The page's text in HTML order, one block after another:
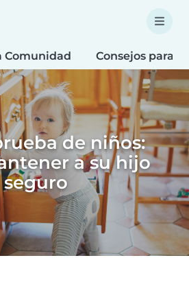
Comunidad Consejos para
de niños:
a su hijo
seguro